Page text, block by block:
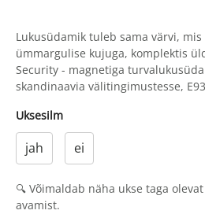
Lukusüdamik tuleb sama värvi,
ümmargulise kujuga, komplektis
Security - magnetiga
skandinaavia välitingimustesse,
Uksesilm
jah ei
🔍 Võimaldab näha ukse taga
avamist.